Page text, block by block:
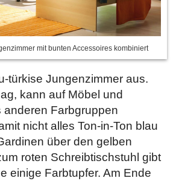
mit bunten Accessoires kombiniert
türkise Jungenzimmer aus.
kann auf Möbel und
Farbgruppen
nicht alles Ton-in-Ton blau
über den gelben
roten Schreibtischstuhl gibt
einige Farbtupfer. Am Ende